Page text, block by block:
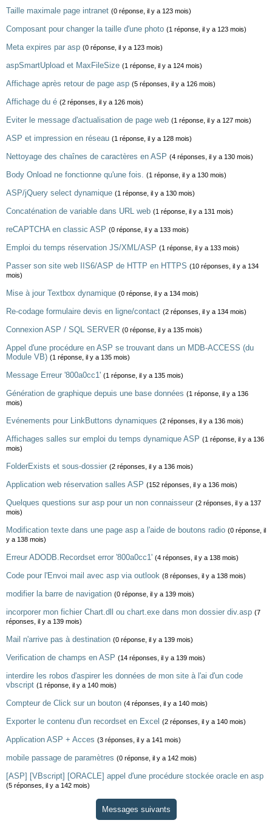
Taille maximale page intranet (0 réponse, il y a 123 mois)
Composant pour changer la taille d'une photo (1 réponse, il y a 123 mois)
Meta expires par asp (0 réponse, il y a 123 mois)
aspSmartUpload et MaxFileSize (1 réponse, il y a 124 mois)
Affichage après retour de page asp (5 réponses, il y a 126 mois)
Affichage du é (2 réponses, il y a 126 mois)
Eviter le message d'actualisation de page web (1 réponse, il y a 127 mois)
ASP et impression en réseau (1 réponse, il y a 128 mois)
Nettoyage des chaînes de caractères en ASP (4 réponses, il y a 130 mois)
Body Onload ne fonctionne qu'une fois. (1 réponse, il y a 130 mois)
ASP/jQuery select dynamique (1 réponse, il y a 130 mois)
Concaténation de variable dans URL web (1 réponse, il y a 131 mois)
reCAPTCHA en classic ASP (0 réponse, il y a 133 mois)
Emploi du temps réservation JS/XML/ASP (1 réponse, il y a 133 mois)
Passer son site web IIS6/ASP de HTTP en HTTPS (10 réponses, il y a 134
mois)
Mise à jour Textbox dynamique (0 réponse, il y a 134 mois)
Re-codage formulaire devis en ligne/contact (2 réponses, il y a 134 mois)
Connexion ASP / SQL SERVER (0 réponse, il y a 135 mois)
Appel d'une procédure en ASP se trouvant dans un MDB-ACCESS (du
Module VB) (1 réponse, il y a 135 mois)
Message Erreur '800a0cc1' (1 réponse, il y a 135 mois)
Génération de graphique depuis une base données (1 réponse, il y a 136
mois)
Evénements pour LinkButtons dynamiques (2 réponses, il y a 136 mois)
Affichages salles sur emploi du temps dynamique ASP (1 réponse, il y a 136
mois)
FolderExists et sous-dossier (2 réponses, il y a 136 mois)
Application web réservation salles ASP (152 réponses, il y a 136 mois)
Quelques questions sur asp pour un non connaisseur (2 réponses, il y a 137
mois)
Modification texte dans une page asp a l'aide de boutons radio (0 réponse, il
y a 138 mois)
Erreur ADODB.Recordset error '800a0cc1' (4 réponses, il y a 138 mois)
Code pour l'Envoi mail avec asp via outlook (8 réponses, il y a 138 mois)
modifier la barre de navigation (0 réponse, il y a 139 mois)
incorporer mon fichier Chart.dll ou chart.exe dans mon dossier div.asp (7
réponses, il y a 139 mois)
Mail n'arrive pas à destination (0 réponse, il y a 139 mois)
Verification de champs en ASP (14 réponses, il y a 139 mois)
interdire les robos d'aspirer les données de mon site à l'ai d'un code
vbscript (1 réponse, il y a 140 mois)
Compteur de Click sur un bouton (4 réponses, il y a 140 mois)
Exporter le contenu d'un recordset en Excel (2 réponses, il y a 140 mois)
Application ASP + Acces (3 réponses, il y a 141 mois)
mobile passage de paramètres (0 réponse, il y a 142 mois)
[ASP] [VBscript] [ORACLE] appel d'une procédure stockée oracle en asp
(5 réponses, il y a 142 mois)
Messages suivants